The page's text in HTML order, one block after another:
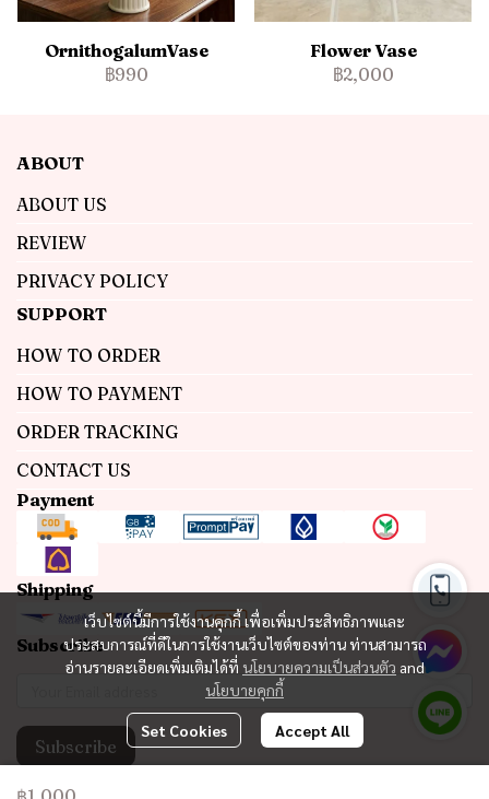
OrnithogalumVase
฿990
Flower Vase
฿2,000
เว็บไซต์นี้มีการใช้งานคุกกี้ เพื่อเพิ่มประสิทธิภาพและ
ประสบการณ์ที่ดีในการใช้งานเว็บไซต์ของท่าน ท่านสามารถ
อ่านรายละเอียดเพิ่มเติมได้ที่ นโยบายความเป็นส่วนตัว and
นโยบายคุกกี้
Set Cookies Accept All
ABOUT
ABOUT US
REVIEW
PRIVACY POLICY
SUPPORT
HOW TO ORDER
HOW TO PAYMENT
ORDER TRACKING
CONTACT US
Payment
Shipping
Subscribe
Subscribe